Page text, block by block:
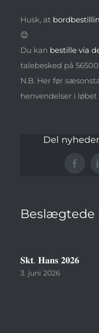
Husk, at
😊
Du kan bestille via
talebesked på
N.B. Her før
henvendelser i
Del
𝐒𝐤𝐭. 𝐇𝐚𝐧𝐬 𝟐𝟎𝟐𝟔
3. juni 2026